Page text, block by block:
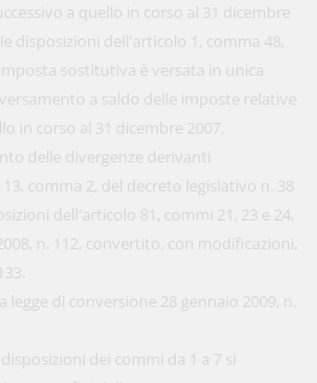
a quello in corso al 31 dicembre
disposizioni dell'articolo 1, comma 48,
sostitutiva è versata in unica
a saldo delle imposte relative
in corso al 31 dicembre 2007.
delle divergenze derivanti
comma 2, del decreto legislativo n. 38
dell'articolo 81, commi 21, 23 e 24,
n. 112, convertito, con modificazioni,
di conversione 28 gennaio 2009, n.
dei commi da 1 a 7 si